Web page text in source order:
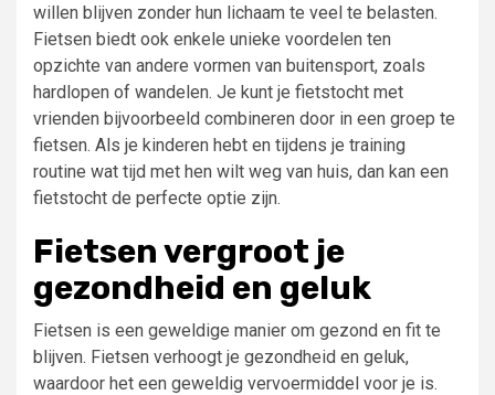
willen blijven zonder hun lichaam te veel te belasten.
Fietsen biedt ook enkele unieke voordelen ten
opzichte van andere vormen van buitensport, zoals
hardlopen of wandelen. Je kunt je fietstocht met
vrienden bijvoorbeeld combineren door in een groep te
fietsen. Als je kinderen hebt en tijdens je training
routine wat tijd met hen wilt weg van huis, dan kan een
fietstocht de perfecte optie zijn.
Fietsen vergroot je
gezondheid en geluk
Fietsen is een geweldige manier om gezond en fit te
blijven. Fietsen verhoogt je gezondheid en geluk,
waardoor het een geweldig vervoermiddel voor je is.